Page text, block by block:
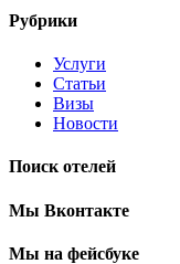
Рубрики
Услуги
Статьи
Визы
Новости
Поиск отелей
Мы Вконтакте
Мы на фейсбуке